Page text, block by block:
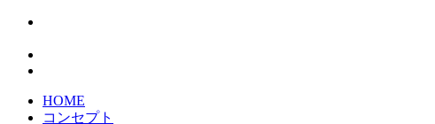
HOME
コンセプト